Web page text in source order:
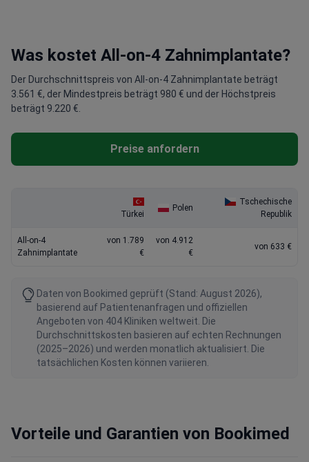
Was kostet All-on-4 Zahnimplantate?
Der Durchschnittspreis von All-on-4 Zahnimplantate beträgt
3.561 €, der Mindestpreis beträgt 980 € und der Höchstpreis
beträgt 9.220 €.
Preise anfordern
Türkei
Polen
Tschechische
Republik
All-on-4
Zahnimplantate
von 1.789
€
von 4.912
€
von 633 €
Daten von Bookimed geprüft (Stand: August 2026),
basierend auf Patientenanfragen und offiziellen
Angeboten von 404 Kliniken weltweit. Die
Durchschnittskosten basieren auf echten Rechnungen
(2025–2026) und werden monatlich aktualisiert. Die
tatsächlichen Kosten können variieren.
Vorteile und Garantien von Bookimed